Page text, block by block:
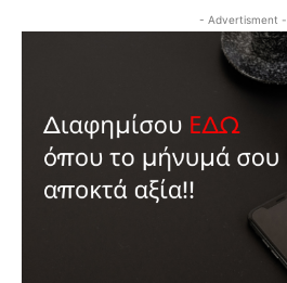
- Advertisment -